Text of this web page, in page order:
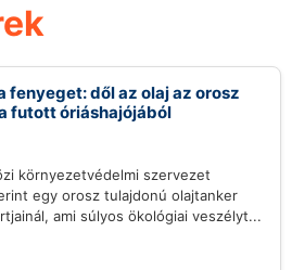
dől az olaj az orosz
futott óriáshajójából
környezetvédelmi szervezet
egy orosz tulajdonú olajtanker
ami súlyos ökológiai veszélyt...